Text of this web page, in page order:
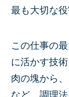
最も大切な
この仕事の
に活かす技
肉の塊から
など、調理